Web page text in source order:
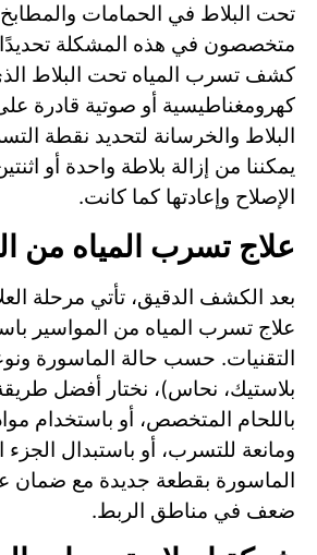
تحت البلاط في الحمامات
متخصصون في هذه المشكلة
كشف تسرب المياه تحت البلاط
كهرومغناطيسية أو صوتية قادرة
البلاط والخرسانة لتحديد نقطة
يمكننا من إزالة بلاطة واحدة أو
الإصلاح وإعادتها كما كانت.
علاج تسرب المياه من
بعد الكشف الدقيق، تأتي مرحلة
علاج تسرب المياه من المواسير
التقنيات. حسب حالة الماسورة
بلاستيك، نحاس)، نختار أفضل
باللحام المتخصص، أو باستخدام
ومانعة للتسرب، أو باستبدال الجزء
الماسورة بقطعة جديدة مع ضمان
ضعف في مناطق الربط.